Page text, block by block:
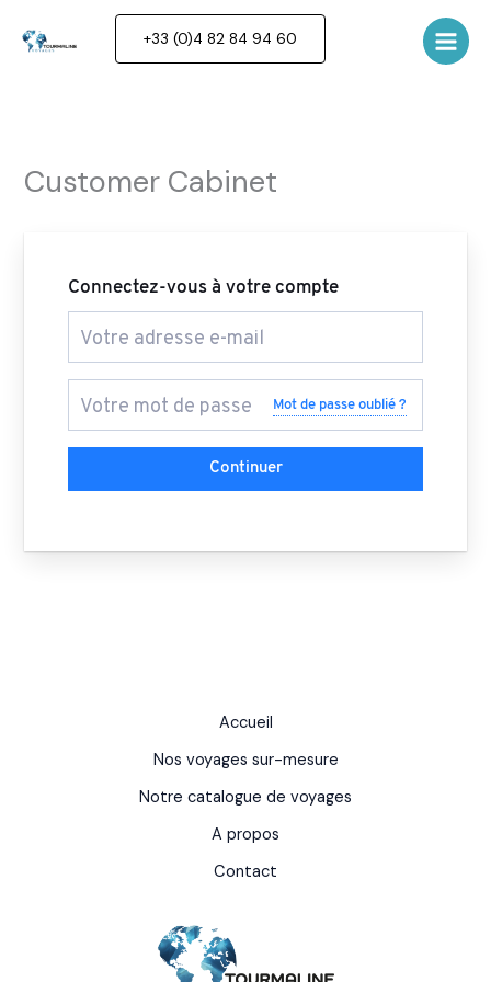
+33 (0)4 82 84 94 60
Customer Cabinet
Connectez-vous à votre compte
Mot de passe oublié ?
Continuer
Accueil
Nos voyages sur-mesure
Notre catalogue de voyages
A propos
Contact